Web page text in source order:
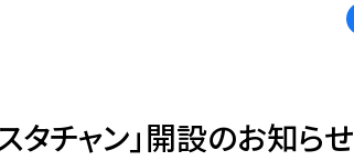
タチャン」開設のお知らせ